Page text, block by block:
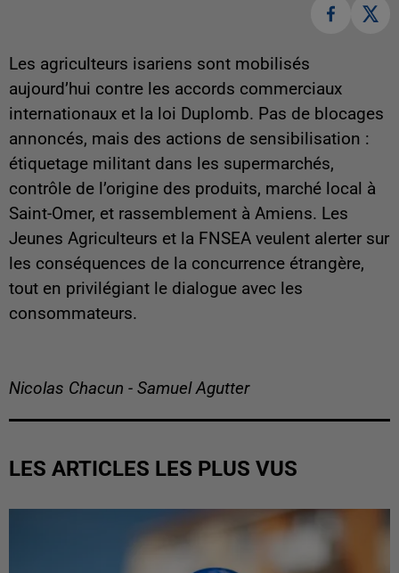
Les agriculteurs isariens sont mobilisés
aujourd’hui contre les accords commerciaux
internationaux et la loi Duplomb. Pas de blocages
annoncés, mais des actions de sensibilisation :
étiquetage militant dans les supermarchés,
contrôle de l’origine des produits, marché local à
Saint-Omer, et rassemblement à Amiens. Les
Jeunes Agriculteurs et la FNSEA veulent alerter sur
les conséquences de la concurrence étrangère,
tout en privilégiant le dialogue avec les
consommateurs.
Nicolas Chacun - Samuel Agutter
LES ARTICLES LES PLUS VUS